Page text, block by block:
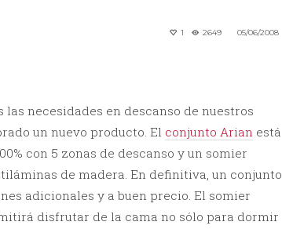
05/06/2008
1 2649
necesidades en descanso de nuestros
un nuevo producto. El conjunto Arian está
con 5 zonas de descanso y un somier
de madera. En definitiva, un conjunto
adicionales y a buen precio. El somier
disfrutar de la cama no sólo para dormir